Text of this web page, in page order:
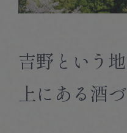
吉野という
上にある酒